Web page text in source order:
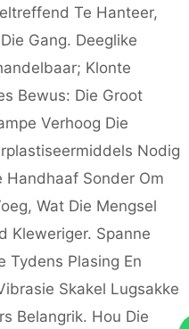
Te Hanteer,
Gang. Deeglike
Klonte
Bewus: Die Groot
Verhoog Die
Nodig
Handhaaf Sonder Om
Wat Die Mengsel
Kleweriger. Spanne
Tydens Plasing En
Skakel Lugsakke
Belangrik. Hou Die